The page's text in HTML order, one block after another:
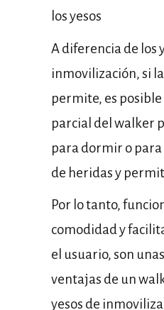
los yesos
A diferencia de los
inmovilización, si
permite, es
parcial del walker
para dormir o para
de heridas y
Por lo tanto,
comodidad y
el usuario, son
ventajas de un
yesos de